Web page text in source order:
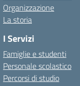
Organizzazione
La storia
I Servizi
Famiglie e studenti
Personale scolastico
Percorsi di studio